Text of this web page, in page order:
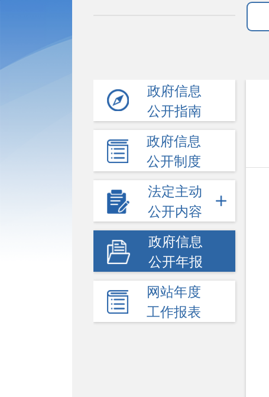
政府信息
公开指南
政府信息
公开制度
法定主动
公开内容
政府信息
公开年报
网站年度
工作报表